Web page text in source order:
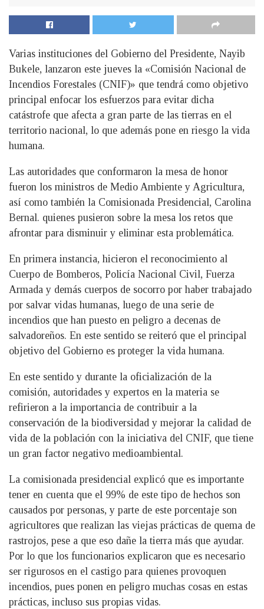
Varias instituciones del Gobierno del Presidente, Nayib
Bukele, lanzaron este jueves la «Comisión Nacional de
Incendios Forestales (CNIF)» que tendrá como objetivo
principal enfocar los esfuerzos para evitar dicha
catástrofe que afecta a gran parte de las tierras en el
territorio nacional, lo que además pone en riesgo la vida
humana.
Las autoridades que conformaron la mesa de honor
fueron los ministros de Medio Ambiente y Agricultura,
así como también la Comisionada Presidencial, Carolina
Bernal. quienes pusieron sobre la mesa los retos que
afrontar para disminuir y eliminar esta problemática.
En primera instancia, hicieron el reconocimiento al
Cuerpo de Bomberos, Policía Nacional Civil, Fuerza
Armada y demás cuerpos de socorro por haber trabajado
por salvar vidas humanas, luego de una serie de
incendios que han puesto en peligro a decenas de
salvadoreños. En este sentido se reiteró que el principal
objetivo del Gobierno es proteger la vida humana.
En este sentido y durante la oficialización de la
comisión, autoridades y expertos en la materia se
refirieron a la importancia de contribuir a la
conservación de la biodiversidad y mejorar la calidad de
vida de la población con la iniciativa del CNIF, que tiene
un gran factor negativo medioambiental.
La comisionada presidencial explicó que es importante
tener en cuenta que el 99% de este tipo de hechos son
causados por personas, y parte de este porcentaje son
agricultores que realizan las viejas prácticas de quema de
rastrojos, pese a que eso dañe la tierra más que ayudar.
Por lo que los funcionarios explicaron que es necesario
ser rigurosos en el castigo para quienes provoquen
incendios, pues ponen en peligro muchas cosas en estas
prácticas, incluso sus propias vidas.